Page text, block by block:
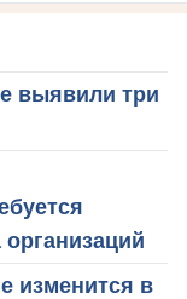
выявили три
изменится в